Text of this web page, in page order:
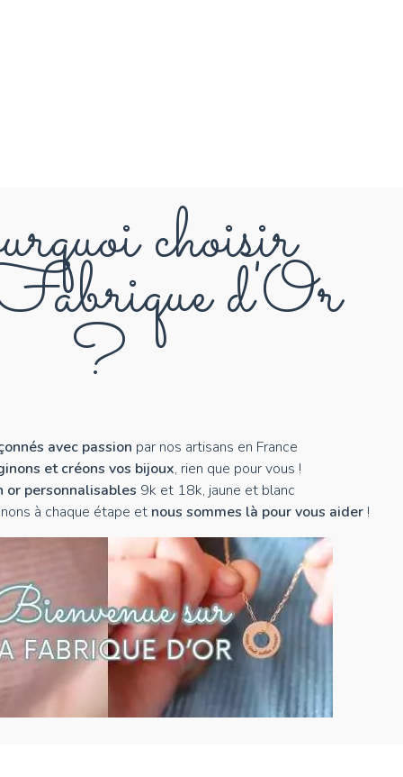
choisir
d'Or
?
avec passion par nos artisans en France
et créons vos bijoux, rien que pour vous !
or personnalisables 9k et 18k, jaune et blanc
à chaque étape et nous sommes là pour vous aider !